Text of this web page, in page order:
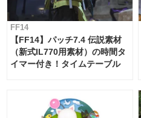
FF14
【FF14】パッチ7.4 伝説素材
（新式IL770用素材）の時間タ
イマー付き！タイムテーブル